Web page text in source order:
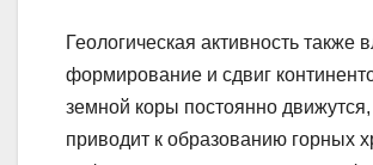
Геологическая активность также
формирование и сдвиг
земной коры постоянно движутся,
приводит к образованию горных